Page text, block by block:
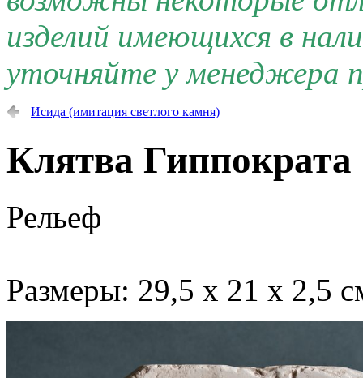
изделий имеющихся в
уточняйте у менеджера
Исида (имитация светлого камня)
Клятва Гиппократа
Рельеф
Размеры: 29,5 х 21 х 2,5